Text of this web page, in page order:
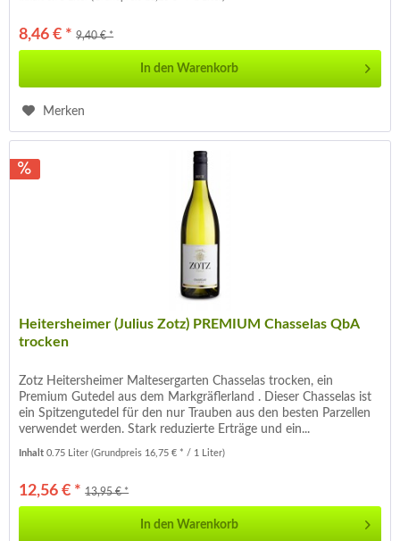
8,46 € * 9,40 € *
In den Warenkorb
Merken
Heitersheimer (Julius Zotz) PREMIUM Chasselas QbA
trocken
Zotz Heitersheimer Maltesergarten Chasselas trocken, ein
Premium Gutedel aus dem Markgräflerland . Dieser Chasselas ist
ein Spitzengutedel für den nur Trauben aus den besten Parzellen
verwendet werden. Stark reduzierte Erträge und ein...
Inhalt0.75 Liter(Grundpreis 16,75 € * / 1 Liter)
12,56 € * 13,95 € *
In den Warenkorb